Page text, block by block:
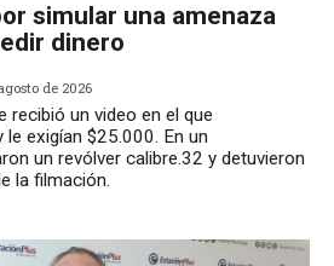
simular una amenaza
dinero
de 2026
recibió un video en el que
exigían $25.000. En un
un revólver calibre.32 y detuvieron
la filmación.